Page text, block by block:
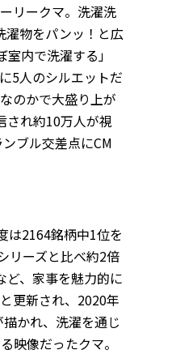
リークマ。洗濯洗
濯物をパンッ！と広
内で洗濯する」
5人のシルエットだ
のかで大盛り上が
され約10万人が視
ブル交差点にCM
は2164銘柄中1位を
リーズと比べ約2倍
ど、家事を魅力的に
更新され、2020年
かれ、洗濯を通じ
映像だったクマ。